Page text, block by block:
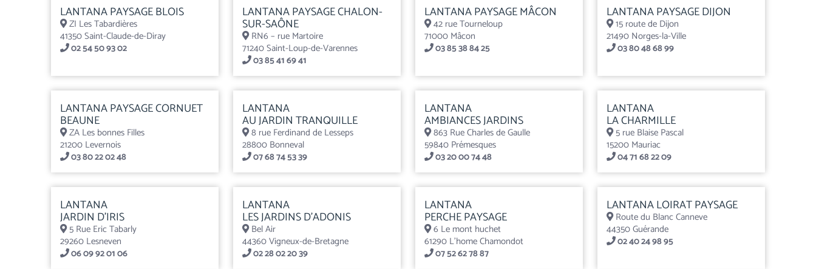
LANTANA PAYSAGE BLOIS
ZI Les Tabardières
41350 Saint-Claude-de-Diray
02 54 50 93 02
LANTANA PAYSAGE CHALON-
SUR-SAÔNE
RN6 – rue Martoire
71240 Saint-Loup-de-Varennes
03 85 41 69 41
LANTANA PAYSAGE MÂCON
42 rue Tourneloup
71000 Mâcon
03 85 38 84 25
LANTANA PAYSAGE DIJON
15 route de Dijon
21490 Norges-la-Ville
03 80 48 68 99
LANTANA PAYSAGE CORNUET
BEAUNE
ZA Les bonnes Filles
21200 Levernois
03 80 22 02 48
LANTANA
AU JARDIN TRANQUILLE
8 rue Ferdinand de Lesseps
28800 Bonneval
07 68 74 53 39
LANTANA
AMBIANCES JARDINS
863 Rue Charles de Gaulle
59840 Prémesques
03 20 00 74 48
LANTANA
LA CHARMILLE
5 rue Blaise Pascal
15200 Mauriac
04 71 68 22 09
LANTANA
JARDIN D’IRIS
5 Rue Eric Tabarly
29260 Lesneven
06 09 92 01 06
LANTANA
LES JARDINS D’ADONIS
Bel Air
44360 Vigneux-de-Bretagne
02 28 02 20 39
LANTANA
PERCHE PAYSAGE
6 Le mont huchet
61290 L’home Chamondot
07 52 62 78 87
LANTANA LOIRAT PAYSAGE
Route du Blanc Canneve
44350 Guérande
02 40 24 98 95